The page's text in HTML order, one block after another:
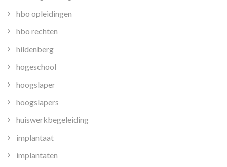
hbo opleidingen
hbo rechten
hildenberg
hogeschool
hoogslaper
hoogslapers
huiswerkbegeleiding
implantaat
implantaten